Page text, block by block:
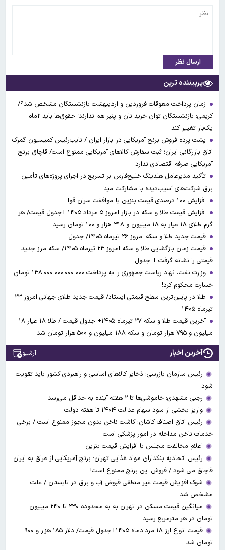
ارسال نظر
پربیننده ترین
زمان پرداخت معوقات فروردین و اردیبهشت بازنشستگان مشخص شد؟/
کریمی: بازنشستگان توان خرید نان و پنیر هم ندارند؛ حقوق‌ها باید ۲ماه
یک‌بار تغییر کند
پشت پرده فروش برنج آمریکایی در بازار ایران / نایب‌رئیس کمیسیون گمرک
اتاق بازرگانی ایران؛ ثبت سفارش کالاهای آمریکایی ممنوع است/ قاچاق برنج
آمریکایی صرفه اقتصادی ندارد
تأکید مدیرعامل هلدینگ خلیج‌فارس بر تسریع در اجرای پروژه‌های تأمین
برق شرکت‌های آسیب‌دیده با مشارکت مپنا
افزایش ۱۰۰ درصدی قیمت بنزین با موافقت سران قوا
افزایش قیمت طلا و سکه در بازار امروز ۵ مرداد ۱۴۰۵ +جدول قیمت/ هر
گرم طلای ۱۸ عیار به ۱۸ میلیون و ۳۱۸ هزار و ۱۰۰ تومان رسید
قیمت جدید طلا و سکه امروز ۲۶ تیرماه ۱۴۰۵/ جدول
قیمت زمان بازگشایی طلا و سکه امروز ۲۳ تیرماه ۱۴۰۵/ سکه مرز جدید
قیمتی را نشانه گرفت + جدول
وزارت نفت، نهاد ریاست جمهوری را به پرداخت ۱۳۸.۰۰۰.۰۰۰.۰۰۰.۰۰۰ تومان
خسارت محکوم کرد!
طلا در پایین‌ترین سطح قیمتی ایستاد/ قیمت جدید طلای جهانی امروز ۲۳
تیرماه ۱۴۰۵
آخرین قیمت طلا و سکه ۲۷ تیرماه ۱۴۰۵+ جدول قیمت / طلا ۱۸ عیار ۱۸
میلیون و ۷۹۵ هزار تومان و سکه ۱۸۸ میلیون و ۵۰۰ هزار تومان شد
آخرین اخبار آرشیو
رئیس سازمان بازرسی: ذخایر کالاهای اساسی و راهبردی کشور باید تقویت
شود
رجبی مشهدی: خاموشی‌ها تا ۲ هفته آینده به حداقل می‌رسد
واریز بخشی از سود سهام عدالت ۱۴۰۴ تا هفته دولت
رئیس اتاق اصناف کاشان: کاشت ناخن بدون مجوز ممنوع است / برخی
خدمات ناخن مداخله در امور پزشکی است
اعلام مخالفت مجلس با افزایش قیمت بنزین
رئیس اتحادیه بنکداران مواد غذایی تهران: برنج آمریکایی از عراق به ایران
قاچاق می شود / فروش این برنج ممنوع است!
شوک افزایش قیمت غیر منطقی قبوض آب و برق در تابستان / علت
مشخص شد
میانگین قیمت مسکن در تهران به به محدوده ۲۳۰ تا ۲۴۰ میلیون
تومان در هر مترمربع رسید
قیمت انواع ارز ۱۸ مردادماه ۱۴۰۵+جدول قیمت/ دلار ۱۸۵ هزار و ۹۰۰
تومان شد